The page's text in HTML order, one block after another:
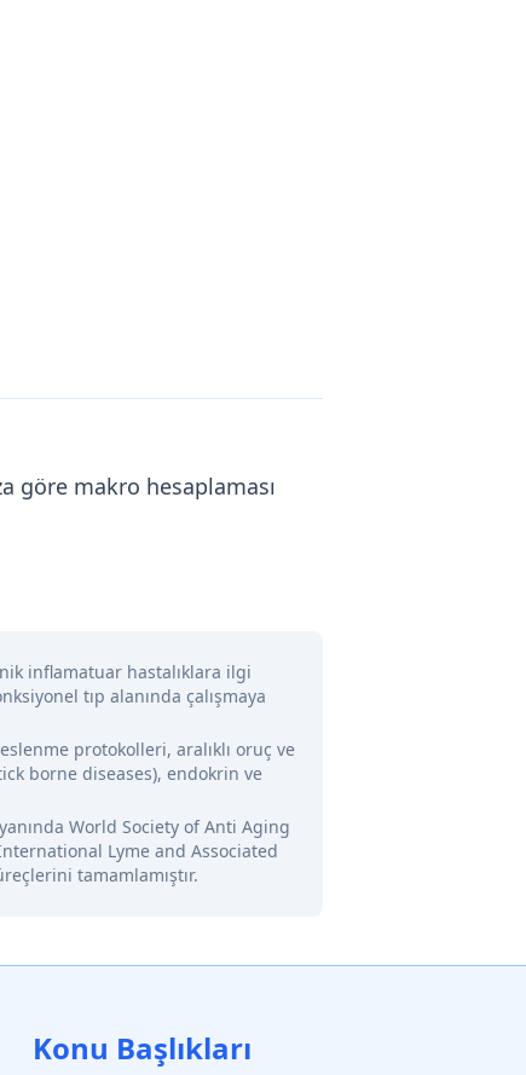
göre makro hesaplaması
inflamatuar hastalıklara ilgi
tıp alanında çalışmaya
protokolleri, aralıklı oruç ve
borne diseases), endokrin ve
World Society of Anti Aging
Lyme and Associated
tamamlamıştır.
Konu Başlıkları